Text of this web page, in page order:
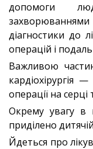
допомоги
діагностики до
операцій і
Важливою
кардіохірургія
операції на
Окрему увагу в
приділено дитячій
Йдеться про